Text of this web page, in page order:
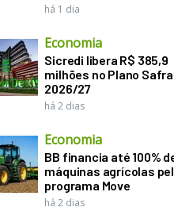
há 1 dia
Economia
Sicredi libera R$ 385,9
milhões no Plano Safra
2026/27
há 2 dias
Economia
BB financia até 100%
máquinas agrícolas
programa Move
há 2 dias